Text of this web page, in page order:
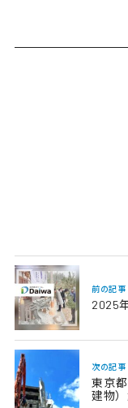
前の記事
2025
次の記事
東京
建物